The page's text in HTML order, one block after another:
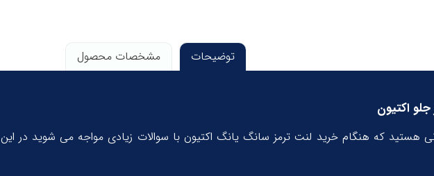
توضیحات مشخصات محصول
اکتیون
هستید که هنگام خرید لنت ترمز سانگ یانگ اکتیون با سوالات زیادی مواجه می شوید در